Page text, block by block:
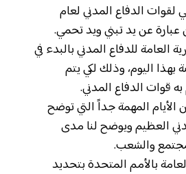
لقوات الدفاع المدني لعام
العامة للدفاع المدني بالبدء في
اليوم، وذلك لكي يتم
قوات الدفاع المدني.
المهمة جداً التي توضح
العظيم ويوضح لنا مدى
والشعب.
بالأمم المتحدة بتحديد